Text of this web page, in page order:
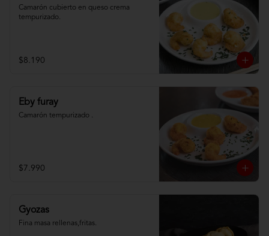
Camarón cubierto en queso crema
tempurizado.
$8.190
Eby furay
Camarón tempurizado .
$7.990
Gyozas
Fina masa rellenas,fritas.